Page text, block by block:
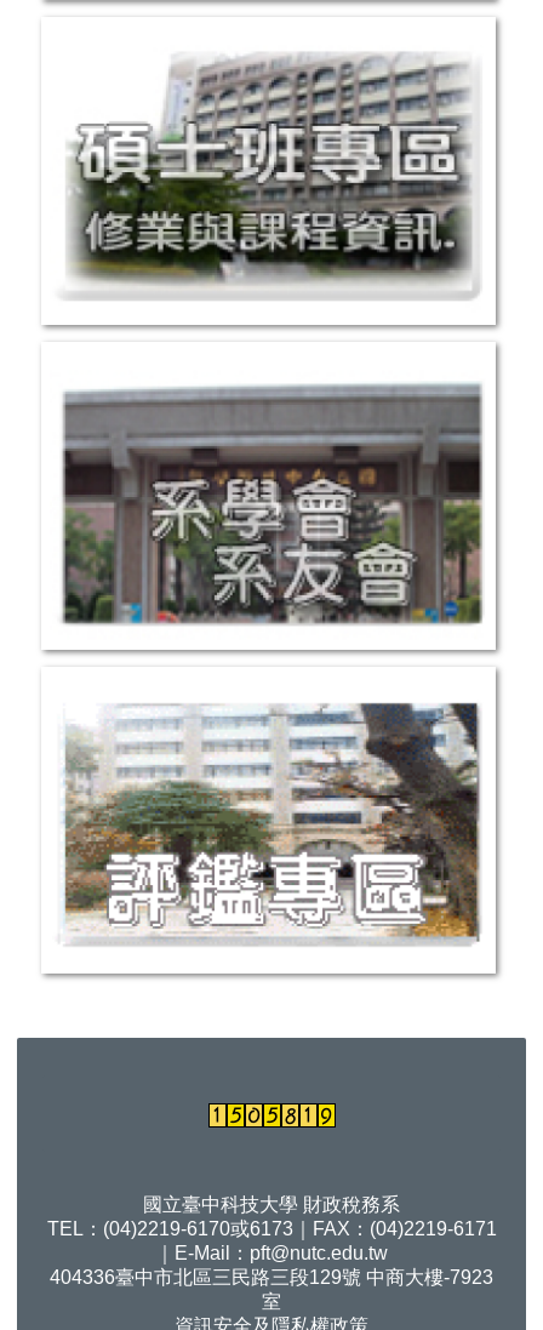
國立臺中科技大學 財政稅務系
TEL：(04)2219-6170或6173｜FAX：(04)2219-6171
｜E-Mail： pft@nutc.edu.tw
404336臺中市北區三民路三段129號 中商大樓-7923
室